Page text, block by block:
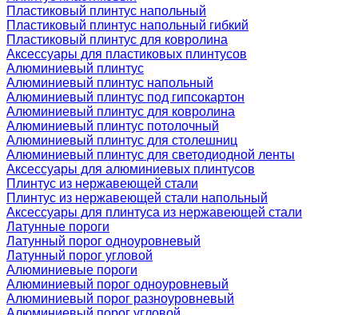
Пластиковый плинтус напольный
Пластиковый плинтус напольный гибкий
Пластиковый плинтус для ковролина
Аксессуары для пластиковых плинтусов
Алюминиевый плинтус
Алюминиевый плинтус напольный
Алюминиевый плинтус под гипсокартон
Алюминиевый плинтус для ковролина
Алюминиевый плинтус потолочный
Алюминиевый плинтус для столешниц
Алюминиевый плинтус для светодиодной ленты
Аксессуары для алюминиевых плинтусов
Плинтус из нержавеющей стали
Плинтус из нержавеющей стали напольный
Аксессуары для плинтуса из нержавеющей стали
Латунные пороги
Латунный порог одноуровневый
Латунный порог угловой
Алюминиевые пороги
Алюминиевый порог одноуровневый
Алюминиевый порог разноуровневый